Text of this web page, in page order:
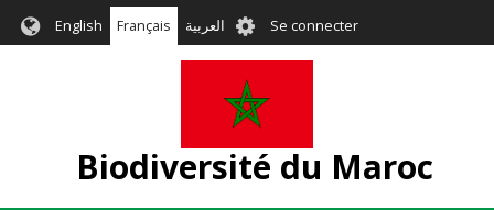
English Français العربية User
account
menu
Se connecter
Biodiversité du Maroc